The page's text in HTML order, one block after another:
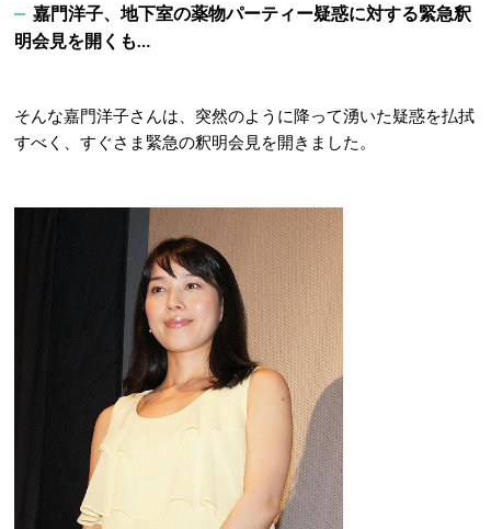
嘉門洋子、地下室の薬物パーティー疑惑に対する緊急釈
明会見を開くも…
そんな嘉門洋子さんは、突然のように降って湧いた疑惑を払拭
すべく、すぐさま緊急の釈明会見を開きました。